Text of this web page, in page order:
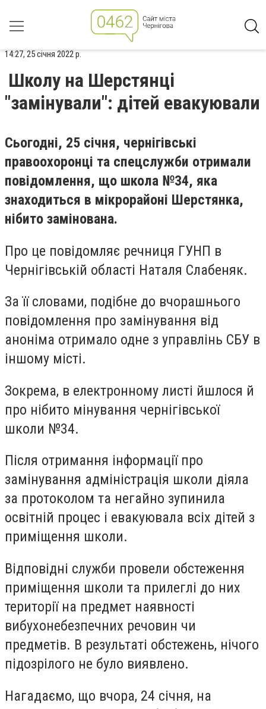
14:27, 25 січня 2022 р.
Школу на Шерстянці
"замінували": дітей евакуювали
Сьогодні, 25 січня, чернігівські
правоохоронці та спецслужби отримали
повідомлення, що школа №34, яка
знаходиться в мікрорайоні Шерстянка,
нібито замінована.
Про це повідомляє речниця ГУНП в
Чернігівській області Наталя Слабеняк.
За її словами, подібне до вчорашнього
повідомлення про замінування від
аноніма отримало одне з управлінь СБУ в
іншому місті.
Зокрема, в електронному листі йшлося й
про нібито мінування чернігівської
школи №34.
Після отримання інформації про
замінування адміністрація школи діяла
за протоколом та негайно зупинила
освітній процес і евакуювала всіх дітей з
приміщення школи.
Відповідні служби провели обстеження
приміщення школи та прилеглі до них
території на предмет наявності
вибухонебезпечних речовин чи
предметів. В результаті обстежень, нічого
підозрілого не було виявлено.
Нагадаємо, що вчора, 24 січня, на